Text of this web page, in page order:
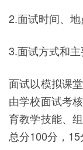
2.面试时间、
3.面试方式和
面试以模拟课
由学校面试考
育教学技能、
总分100分，15